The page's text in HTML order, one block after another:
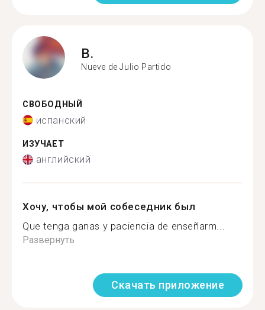
B.
Nueve de Julio Partido
СВОБОДНЫЙ
испанский
ИЗУЧАЕТ
английский
Хочу, чтобы мой собеседник был
Que tenga ganas y paciencia de enseñarm...
Развернуть
Скачать приложение